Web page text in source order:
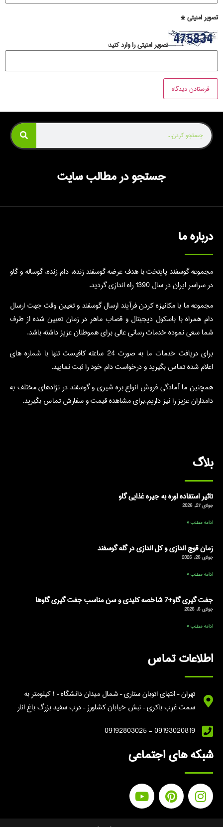
تصویر امنیتی*
تصویر امنیتی را وارد کنید:
جستجو در مطالب سایت
درباره ما
مجموعه گوسفند پایتخت با هدف عرضه گوسفند زنده، دام زنده، گوساله و گاو
در سراسر ایران در سال 1390 راه اندازی گردید.
مجموعه ما با مکانیزه کردن فرآیند ارسال گوسفند و تعیین وقت جهت ارسال
دام همراه با باسکول دیجیتال و قصاب ماهر در زمان تعیین شده از طرف
شما سعی نموده خدمات رسانی عالی برای هموطنان عزیز داشته باشد.
برای دریافت خدمات ما به صورت 24 ساعته کافیست تنها با شماره های
اعلام شده تماس بگیرید و درخواست دام خود را ثبت نمایید.
همچنین ما آمادگی فروش انواع بره شیری و گوسفند در نژادهای مختلف به
دامداران عزیز را نیز داریم.برای مشاهده قیمت و سفارش تماس بگیرید.
بلاگ
تاثیر استفاده اوره به جیره غذایی گاو
جولای 27, 2026
ادامه مطلب »
زمان قوچ اندازی و کل اندازی در گله گوسفند
جولای 26, 2026
ادامه مطلب »
جفت گیری گاو+7 شاخصه کلیدی و سن مناسب جفت گیری گاوها
جولای 6, 2026
ادامه مطلب »
اطلاعات تماس
تهران – انتهای اتوبان ستاری – شمال میدان دانشگاه – ۱ کیلومتر به
سمت غرب باکری – نبش خیابان کشاورز – درب سفید بزرگ باغ انار
09193020819 - 09192803025
شبکه های اجتماعی